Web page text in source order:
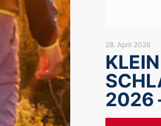
28. April 2026
2026